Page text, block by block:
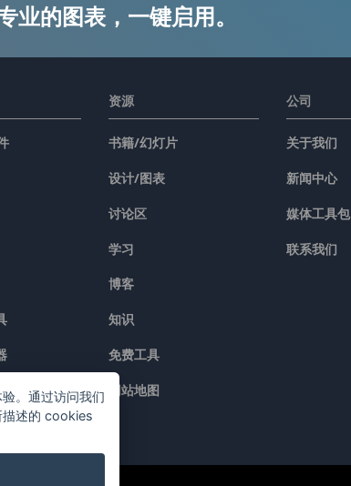
业的图表，一键启用。
资源
书籍/幻灯片
设计/图表
讨论区
学习
博客
知识
免费工具
网站地图
公司
关于我们
新闻中心
媒体工具包
联系我们
。通过访问我们
描述的 cookies